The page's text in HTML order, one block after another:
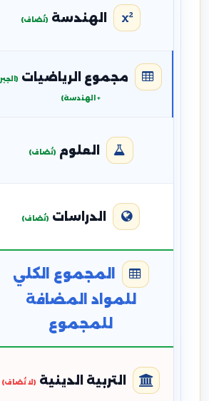
الهندسة (تُضاف)
مجموع الرياضيات (الجبر
+ الهندسة)
العلوم (تُضاف)
الدراسات (تُضاف)
المجموع الكلي
للمواد المضافة
للمجموع
التربية الدينية (لا تُضاف)